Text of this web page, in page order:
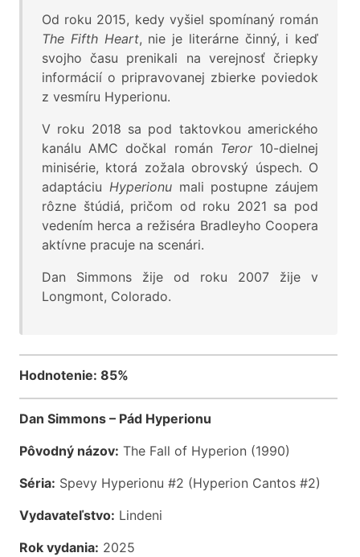
Od roku 2015, kedy vyšiel spomínaný román
The Fifth Heart, nie je literárne činný, i keď
svojho času prenikali na verejnosť čriepky
informácií o pripravovanej zbierke poviedok
z vesmíru Hyperionu.
V roku 2018 sa pod taktovkou amerického
kanálu AMC dočkal román Teror10-dielnej
minisérie, ktorá zožala obrovský úspech. O
adaptáciu Hyperionumali postupne záujem
rôzne štúdiá, pričom od roku 2021 sa pod
vedením herca a režiséra Bradleyho Coopera
aktívne pracuje na scenári.
Dan Simmons žije od roku 2007 žije v
Longmont, Colorado.
Hodnotenie: 85%
Dan Simmons – Pád Hyperionu
Pôvodný názov: The Fall of Hyperion (1990)
Séria: Spevy Hyperionu #2 (Hyperion Cantos #2)
Vydavateľstvo: Lindeni
Rok vydania: 2025